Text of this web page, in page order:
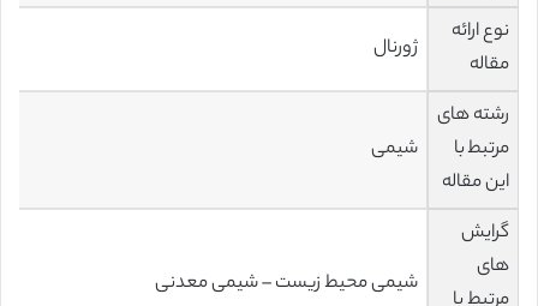
نوع ارائه
مقاله
ژورنال
رشته های
مرتبط با
این مقاله
شیمی
گرایش
های
مرتبط با
شیمی محیط زیست – شیمی معدنی